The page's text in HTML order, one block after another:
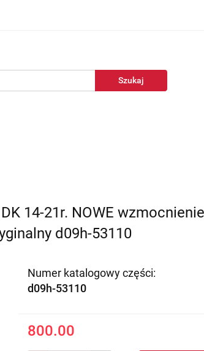
14-21r. NOWE
d09h-53110
Numer katalogowy części:
d09h-53110
800.00